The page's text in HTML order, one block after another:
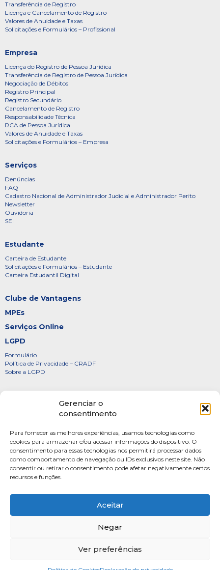
Gerenciar o
consentimento
Para fornecer as melhores experiências, usamos tecnologias como
cookies para armazenar e/ou acessar informações do dispositivo. O
consentimento para essas tecnologias nos permitirá processar dados
como comportamento de navegação ou IDs exclusivos neste site. Não
consentir ou retirar o consentimento pode afetar negativamente certos
recursos e funções.
Aceitar
Negar
Ver preferências
Transferência de Registro
Licença e Cancelamento de Registro
Valores de Anuidade e Taxas
Solicitações e Formulários – Profissional
Empresa
Licença do Registro de Pessoa Jurídica
Transferência de Registro de Pessoa Jurídica
Negociação de Débitos
Registro Principal
Registro Secundário
Cancelamento de Registro
Responsabilidade Técnica
RCA de Pessoa Jurídica
Valores de Anuidade e Taxas
Solicitações e Formulários – Empresa
Serviços
Denúncias
FAQ
Cadastro Nacional de Administrador Judicial e Administrador Perito
Newsletter
Ouvidoria
SEI
Estudante
Carteira de Estudante
Solicitações e Formulários – Estudante
Carteira Estudantil Digital
Clube de Vantagens
MPEs
Serviços Online
LGPD
Formulário
Política de Privacidade – CRADF
Sobre a LGPD
Diretoria
FOTOS
Webmail
Artigos
Escritores do Sistema
SAUS Quadra 06, Bloco K, Ed.Belvedere sala 201 Asa Sul Brasilia-DF CEP: 70070-